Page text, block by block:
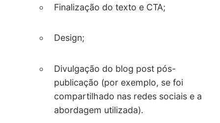
Finalização do texto e CTA;
Design;
Divulgação do blog post pós-
publicação (por exemplo, se foi
compartilhado nas redes sociais e a
abordagem utilizada).